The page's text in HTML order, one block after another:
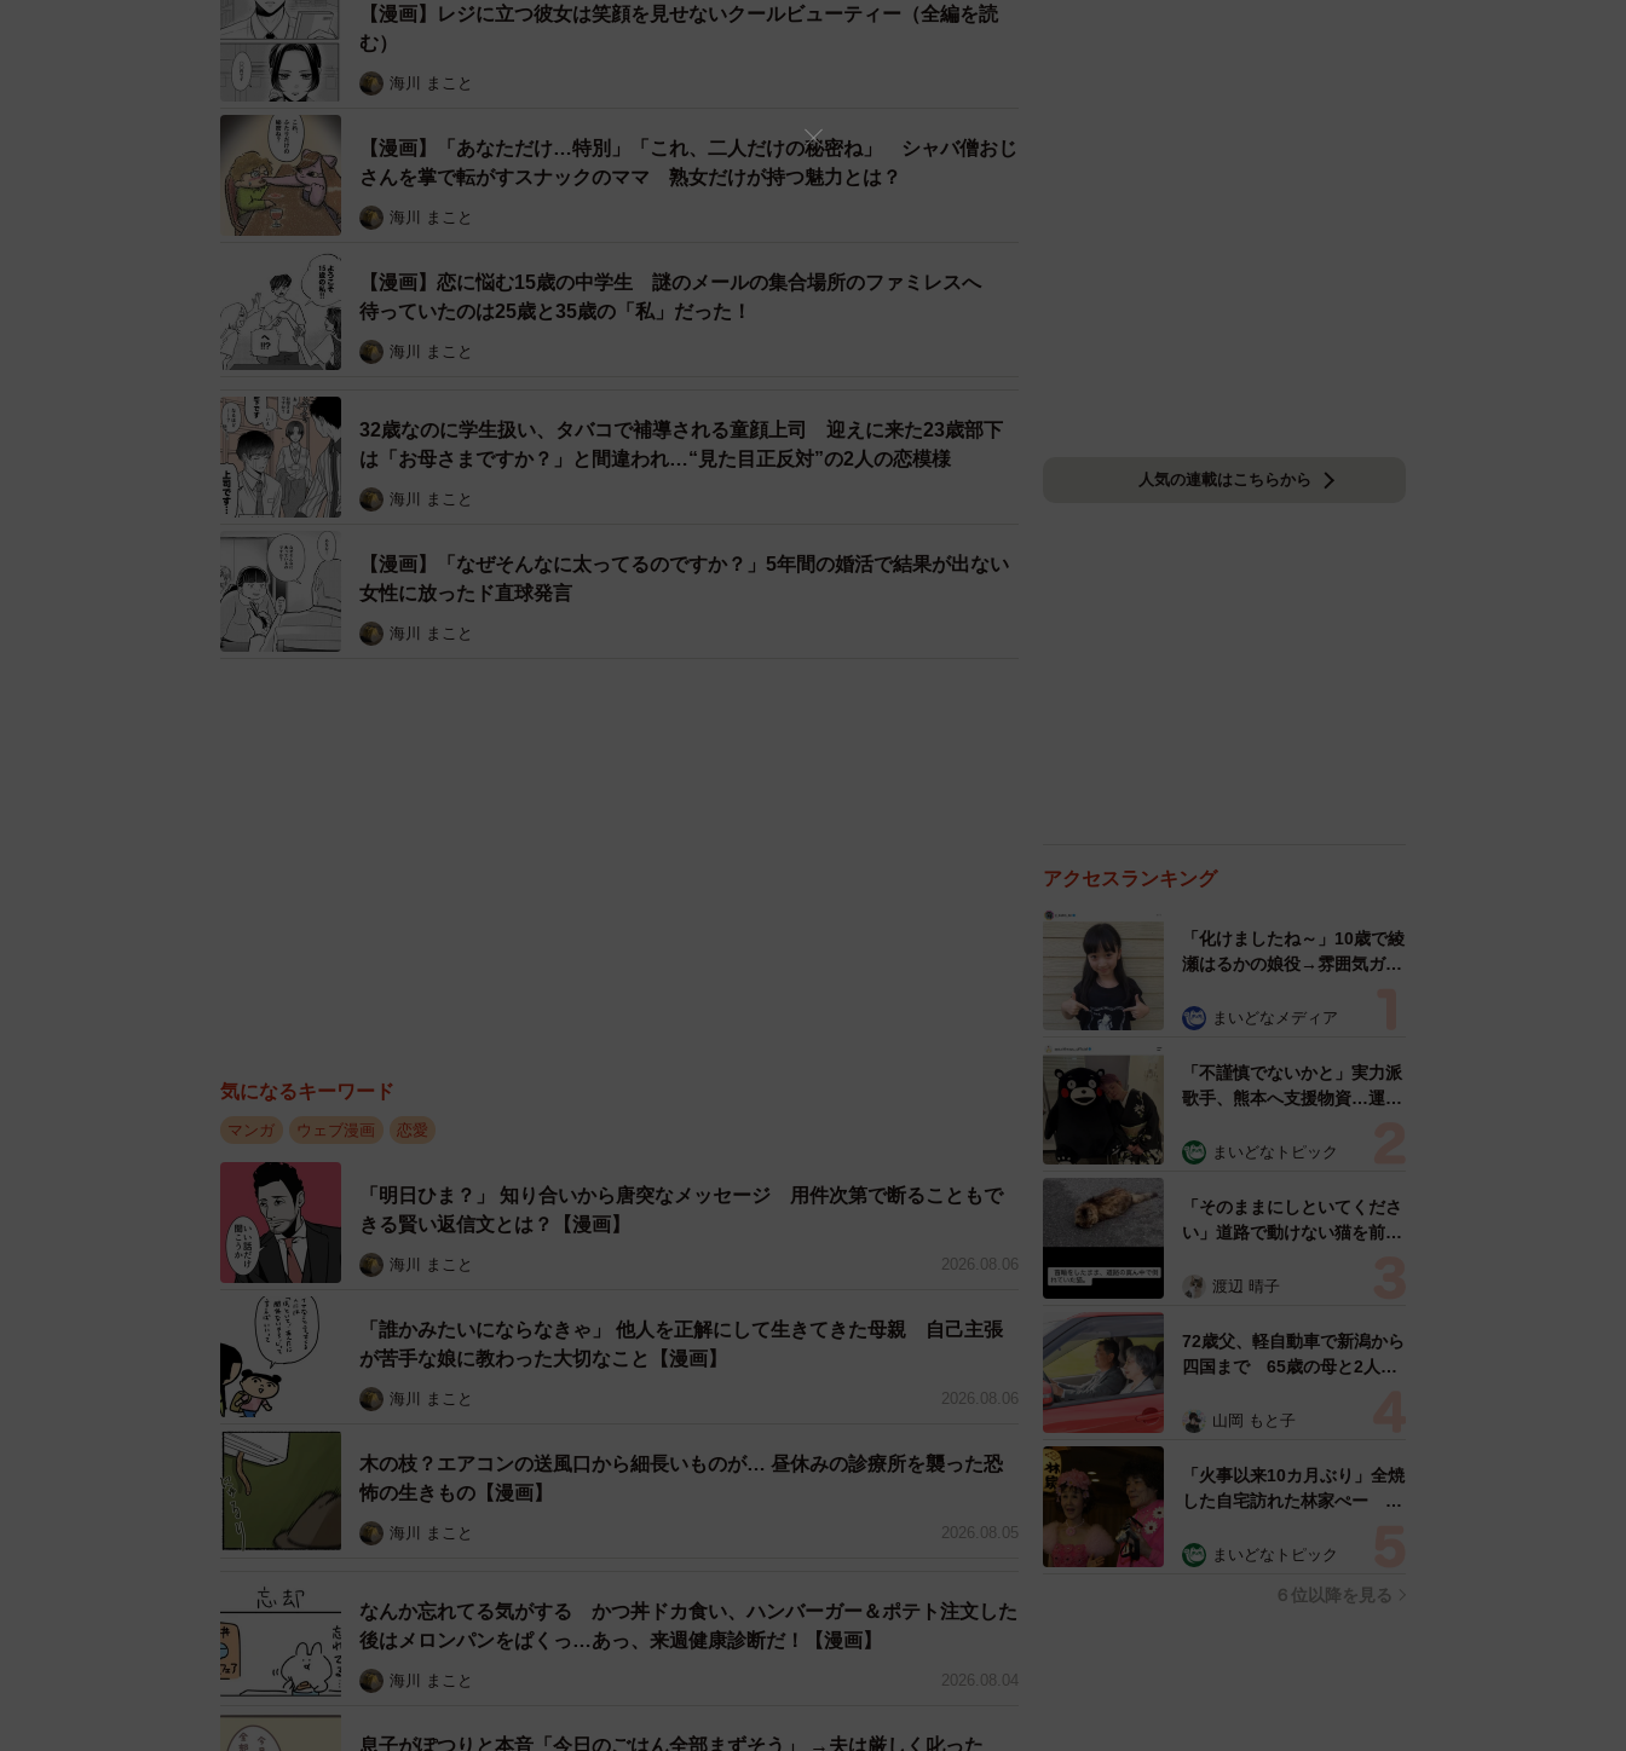
2/9
しかし、実をいうと女性店員も同様に青年に恋をしていたのです。彼女は青年を『氷の君』
と思っており、眉ひとつ動かさない表情や凛々しい声も自分の好みだと目を輝かせていま
す。
ールを装っていたのでした。
どうやって近付けば！？（東野ねこさん提供）
読者からは「2人の様子にドキドキした」「今後が楽しみ！」などの声があがっています。
そこで、作者の東野ねこさんに話を聞きました。
クールな時とそうじゃない時のギャップが出るように表情にこだわっている
―同作を描いたきっかけについて教えてください
オリジナル漫画を描いたことがなかったので、短いものにチャレンジしてみよう！と思い、
ふと思いついた男女を漫画にしてみました。（すれ違い両片想い男女が大好きです）
―この2人を描くうえで、意識している部分やとくに見てほしい箇所はありますか？
2人とも、クールな時とそうじゃない時のギャップが出るように、表情にこだわって描いて
います。
【漫画】レジに立つ彼女は笑顔を見せないクールビューティー（全編を読
む）
海川 まこと
【漫画】「あなただけ…特別」「これ、二人だけの秘密ね」 シャバ僧おじ
さんを掌で転がすスナックのママ 熟女だけが持つ魅力とは？
海川 まこと
【漫画】恋に悩む15歳の中学生 謎のメールの集合場所のファミレスへ
待っていたのは25歳と35歳の「私」だった！
海川 まこと
32歳なのに学生扱い、タバコで補導される童顔上司 迎えに来た23歳部下
は「お母さまですか？」と間違われ…“見た目正反対”の2人の恋模様
海川 まこと
【漫画】「なぜそんなに太ってるのですか？」5年間の婚活で結果が出ない
女性に放ったド直球発言
海川 まこと
気になるキーワード
マンガ ウェブ漫画 恋愛
「明日ひま？」 知り合いから唐突なメッセージ 用件次第で断ることもで
きる賢い返信文とは？【漫画】
海川 まこと 2026.08.06
「誰かみたいにならなきゃ」 他人を正解にして生きてきた母親 自己主張
が苦手な娘に教わった大切なこと【漫画】
海川 まこと 2026.08.06
木の枝？エアコンの送風口から細長いものが… 昼休みの診療所を襲った恐
怖の生きもの【漫画】
海川 まこと 2026.08.05
なんか忘れてる気がする かつ丼ドカ食い、ハンバーガー＆ポテト注文した
後はメロンパンをぱくっ…あっ、来週健康診断だ！【漫画】
海川 まこと 2026.08.04
息子がぽつりと本音「今日のごはん全部まずそう」 →夫は厳しく叱った
人気の連載はこちらから
アクセスランキング
「化けましたね～」10歳で綾
瀬はるかの娘役→雰囲気ガラ
雰囲気が」「宝塚に入れそ
まいどなメディア
「不謹慎でないかと」実力派
歌手、熊本へ支援物資…運搬
めらい 「痛いほど伝わる」
まいどなトピック
「そのままにしといてくださ
い」道路で動けない猫を前に
ようとした4日間 「命の重
表の訴え
渡辺 晴子
72歳父、軽自動車で新潟から
四国まで 65歳の母と2人で
憩まで分刻み… 「大学生で
山岡 もと子
「火事以来10カ月ぶり」全焼
した自宅訪れた林家ぺー 内
ン状態の部屋に呆然
まいどなトピック
６位以降を見る